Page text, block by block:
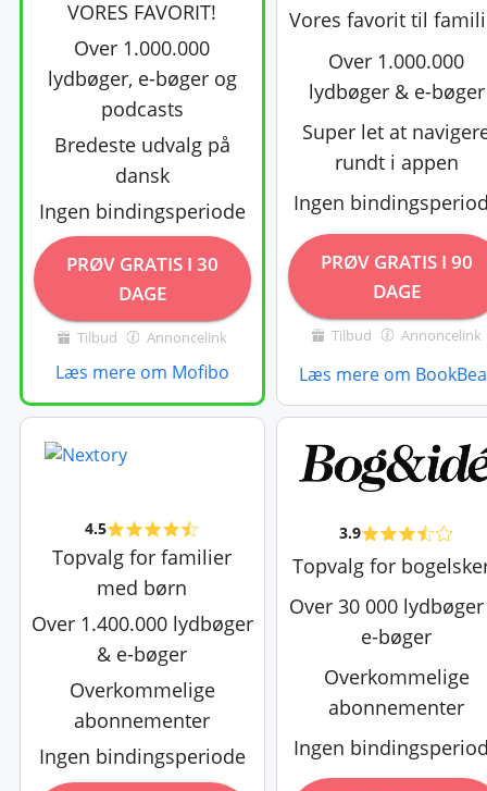
VORES FAVORIT!
Over 1.000.000
lydbøger, e-bøger og
podcasts
Bredeste udvalg på
dansk
Ingen bindingsperiode
PRØV GRATIS I 30
DAGE
Tilbud Annoncelink
Læs mere om Mofibo
Vores favorit til
Over 1.000.000
lydbøger & e-bøger
Super let at
rundt i appen
Ingen
PRØV GRATIS I 90
DAGE
Tilbud Annoncelink
Læs mere om
4.5
Topvalg for familier
med børn
Over 1.400.000 lydbøger
& e-bøger
Overkommelige
abonnementer
Ingen bindingsperiode
3.9
Topvalg for
Over 30 000
e-bøger
Overkommelige
abonnementer
Ingen